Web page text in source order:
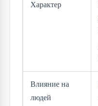
Характер
Влияние на
людей